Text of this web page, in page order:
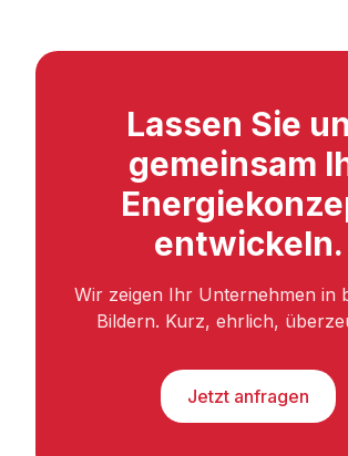
Lassen Sie
gemeinsam
entwickeln.
Wir zeigen Ihr Unternehmen in
Bildern. Kurz, ehrlich,
Jetzt anfragen